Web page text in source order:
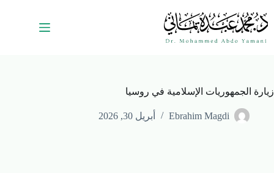
زيارة الجمهوريات الإسلامية في روسيا
Ebrahim Magdi أبريل 30, 2026